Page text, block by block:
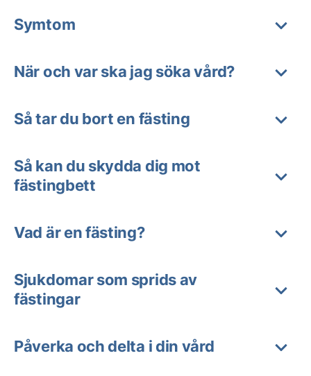
Symtom
När och var ska jag söka vård?
Så tar du bort en fästing
Så kan du skydda dig mot
fästingbett
Vad är en fästing?
Sjukdomar som sprids av
fästingar
Påverka och delta i din vård